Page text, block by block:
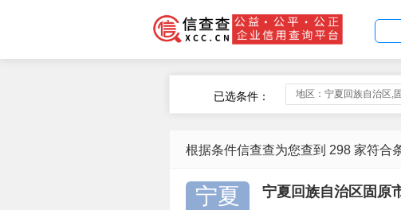
已选条件： 地区：宁夏回族自治区,
根据条件信查查为您查到 298 家符合
宁夏
宁夏回族自治区固原